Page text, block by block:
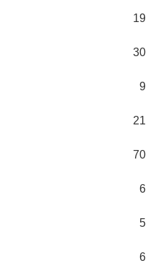
19
30
9
21
70
6
5
6